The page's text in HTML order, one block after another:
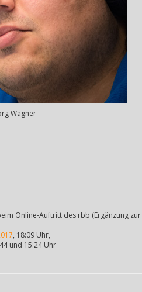
Wagner
Online-Auftritt des rbb (Ergänzung
, 18:09 Uhr,
und 15:24 Uhr